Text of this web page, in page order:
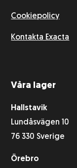
Cookiepolicy
Kontakta Exacta
Våra lager
Hallstavik
Lundåsvägen 10
76 330 Sverige
Örebro